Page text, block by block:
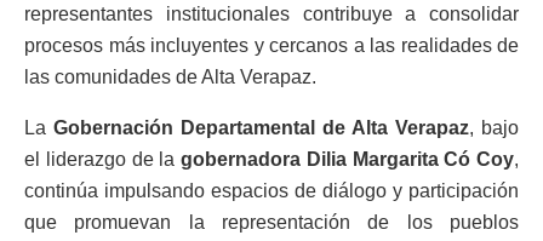
representantes institucionales contribuye a consolidar
procesos más incluyentes y cercanos a las realidades de
las comunidades de Alta Verapaz.
La Gobernación Departamental de Alta Verapaz, bajo
el liderazgo de la gobernadora Dilia Margarita Có Coy,
continúa impulsando espacios de diálogo y participación
que promuevan la representación de los pueblos